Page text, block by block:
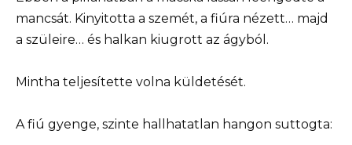
mancsát. Kinyitotta a szemét, a fiúra nézett… majd
a szüleire… és halkan kiugrott az ágyból.
Mintha teljesítette volna küldetését.
A fiú gyenge, szinte hallhatatlan hangon suttogta: